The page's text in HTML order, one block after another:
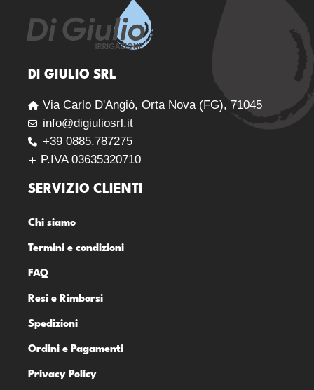
DI GIULIO SRL
Via Carlo D'Angiò, Orta Nova (FG), 71045
info@digiuliosrl.it
+39 0885.787275
P.IVA 03635320710
SERVIZIO CLIENTI
Chi siamo
Termini e condizioni
FAQ
Resi e Rimborsi
Spedizioni
Ordini e Pagamenti
Privacy Policy